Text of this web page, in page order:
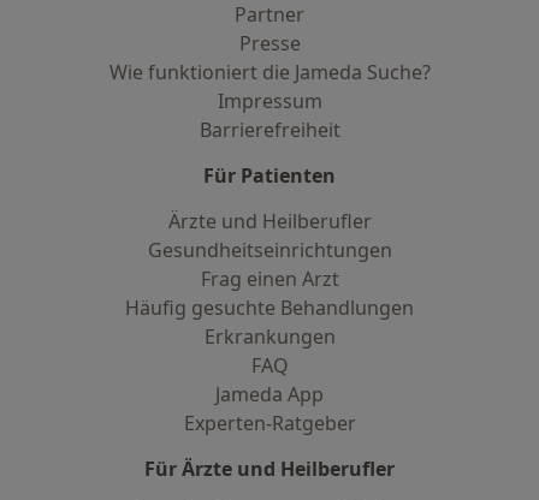
Partner
Presse
Wie funktioniert die Jameda Suche?
Impressum
Barrierefreiheit
Für Patienten
Ärzte und Heilberufler
Gesundheitseinrichtungen
Frag einen Arzt
Häufig gesuchte Behandlungen
Erkrankungen
FAQ
Jameda App
Experten-Ratgeber
Für Ärzte und Heilberufler